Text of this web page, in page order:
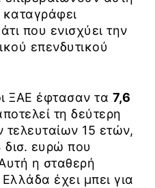
που ενισχύει την
επενδυτικού
ΞΑΕ έφτασαν τα 7,6
τη δεύτερη
15 ετών,
ευρώ που
η σταθερή
έχει μπει για